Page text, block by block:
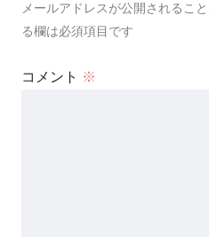
メールアドレスが公開されること
る欄は必須項目です
コメント ※